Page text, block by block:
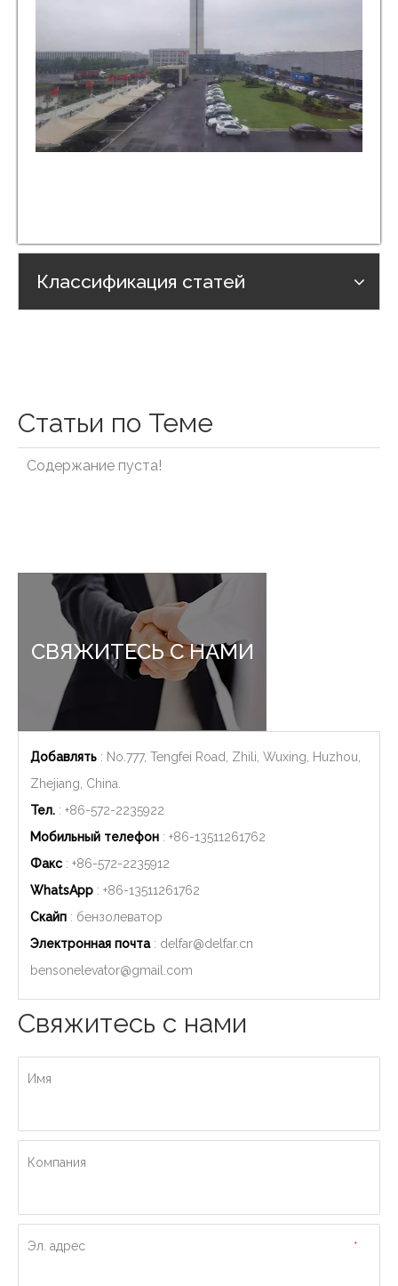
Классификация статей
Статьи по Теме
Содержание пуста!
СВЯЖИТЕСЬ С НАМИ
Добавлять : No.777, Tengfei Road, Zhili, Wuxing, Huzhou,
Zhejiang, China.
Тел. : +86-572-2235922
Мобильный телефон : +86-13511261762
Факс : +86-572-2235912
WhatsApp : +86-13511261762
Скайп : бензолеватор
Электронная почта: delfar@delfar.cn
bensonelevator@gmail.com
Свяжитесь с нами
Имя
Компания
*
Эл. адрес